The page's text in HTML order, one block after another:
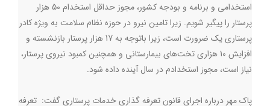
استخدامی و برنامه و بودجه کشور، مجوز حداقل استخدام 50 هزار
پرستار را پیگیر شویم. زیرا تامین نیرو در حوزه نظام سلامت به ویژه کادر
پرستاری یک ضرورت است، زیرا باتوجه به 17 هزار پرستار بازنشسته و
افزایش 10 هزاری تخت‌های بیمارستانی و همچنین کمبود نیروی پرستار،
نیاز است، مجوز استخدادم در سال آینده داده شود.
پاک مهر درباره اجرای قانون تعرفه گذاری خدمات پرستاری گفت: تعرفه